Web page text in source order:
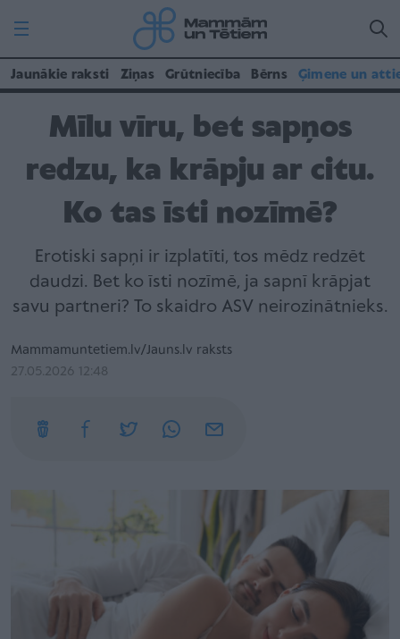
Jaunākie raksti Ziņas Grūtniecība Bērns Ģimene un
Mīlu vīru, bet sapņos
redzu, ka krāpju ar citu.
Ko tas īsti nozīmē?
Erotiski sapņi ir izplatīti, tos mēdz redzēt
daudzi. Bet ko īsti nozīmē, ja sapnī krāpjat
savu partneri? To skaidro ASV neirozinātnieks.
Mammamuntetiem.lv/Jauns.lv raksts
27.05.2026 12:48